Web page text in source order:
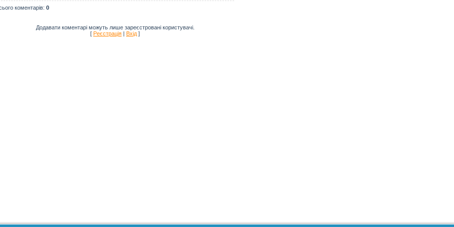
коментарів: 0
Додавати коментарі можуть лише зареєстровані користувачі.
[ Реєстрація | Вхід ]